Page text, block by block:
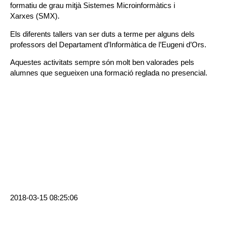
formatiu de grau mitjà Sistemes Microinformàtics i
Xarxes (SMX).
Els diferents tallers van ser duts a terme per alguns dels
professors del Departament d’Informàtica de l’Eugeni d’Ors.
Aquestes activitats sempre són molt ben valorades pels
alumnes que segueixen una formació reglada no presencial.
2018-03-15 08:25:06